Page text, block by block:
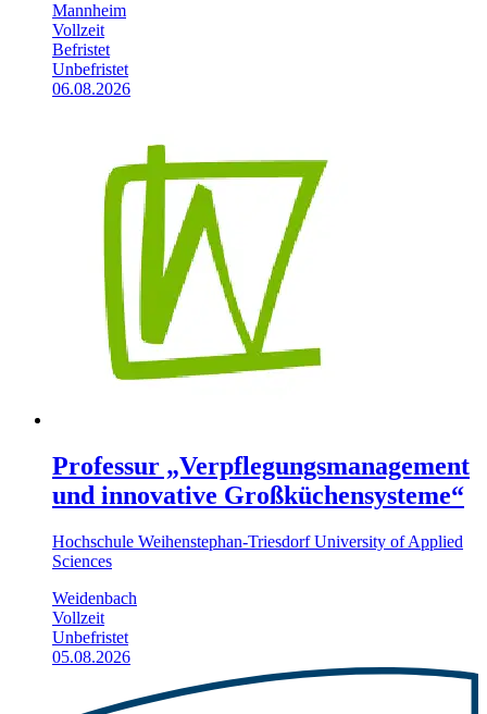
Mannheim
Vollzeit
Befristet
Unbefristet
06.08.2026
Professur „Verpflegungsmanagement
und innovative Großküchensysteme“
Hochschule Weihenstephan-Triesdorf University of Applied
Sciences
Weidenbach
Vollzeit
Unbefristet
05.08.2026